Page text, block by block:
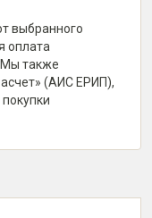
выбранного
оплата
Мы также
(АИС ЕРИП),